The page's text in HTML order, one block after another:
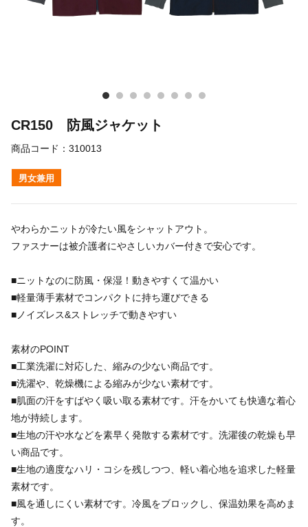
CR150 防風ジャケット
商品コード： 310013
男女兼用
やわらかニットが冷たい風をシャットアウト。
ファスナーは被介護者にやさしいカバー付きで安心です。
■ニットなのに防風・保湿！動きやすくて温かい
■軽量薄手素材でコンパクトに持ち運びできる
■ノイズレス&ストレッチで動きやすい
素材のPOINT
■工業洗濯に対応した、縮みの少ない商品です。
■洗濯や、乾燥機による縮みが少ない素材です。
■肌面の汗をすばやく吸い取る素材です。汗をかいても快適な着心
地が持続します。
■生地の汗や水などを素早く発散する素材です。洗濯後の乾燥も早
い商品です。
■生地の適度なハリ・コシを残しつつ、軽い着心地を追求した軽量
素材です。
■風を通しにくい素材です。冷風をブロックし、保温効果を高めま
す。